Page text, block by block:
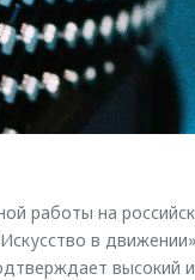
работы на
в
высокий